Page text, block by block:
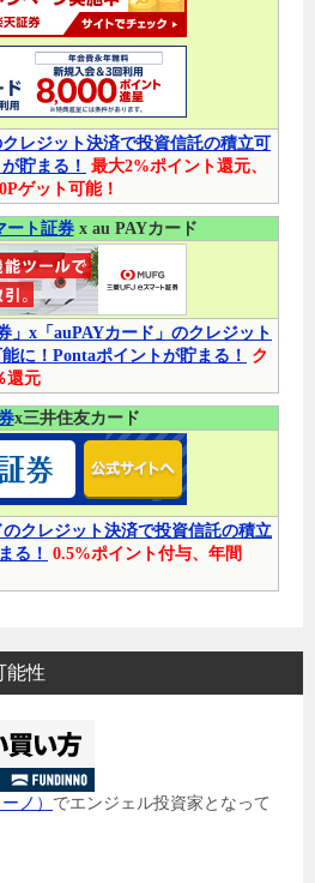
レジット決済で投資信託の積立可
貯まる！ 最大2%ポイント還元、
ゲット可能！
ート証券x au PAYカード
」x「auPAYカード」のクレジット
に！Pontaポイントが貯まる！
ク
還元
x三井住友カード
クレジット決済で投資信託の積立
る！ 0.5%ポイント付与、年間
能性
ノ） でエンジェル投資家となって